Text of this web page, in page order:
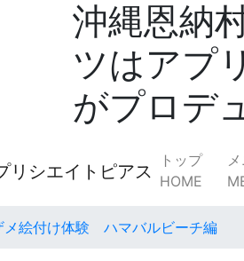
沖縄恩納
ツはアプ
がプロデ
トップ
HOME
メ絵付け体験 ハマバルビーチ編